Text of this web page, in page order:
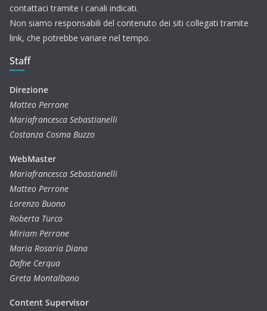
contattaci tramite i canali indicati.
Non siamo responsabili del contenuto dei siti collegati tramite
link, che potrebbe variare nel tempo.
Staff
Direzione
Matteo Perrone
Mariafrancesca Sebastianelli
Costanza Cosma Buzzo
WebMaster
Mariafrancesca Sebastianelli
Matteo Perrone
Lorenzo Buono
Roberta Turco
Miriam Perrone
Maria Rosaria Diana
Dafne Cerqua
Greta Montalbano
Content Supervisor